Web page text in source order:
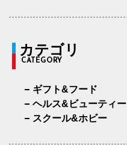
カテゴリ
CATEGORY
ギフト&フード
ヘルス&ビューティー
スクール&ホビー